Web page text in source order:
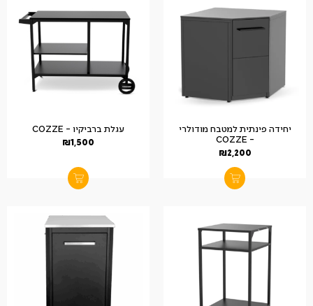
יחידה פינתית למטבח מודולרי
– COZZE
₪2,200
עגלת ברביקיו – COZZE
₪1,500